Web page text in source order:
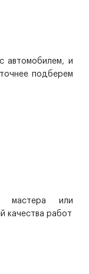
автомобилем, и
подберем
мастера или
качества работ